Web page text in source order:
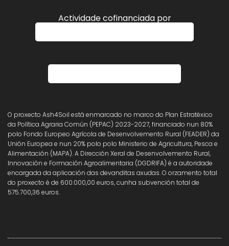
Actividade cofinanciada por
O proxecto Ash4Soil está enmarcado no marco do Plan Estratéxico
da Política Agraria Común (PEPAC) 2023-2027, financiado nun 80%
polo Fondo Europeo Agrícola de Desenvolvemento Rural (FEADER) da
Unión Europea e nun 20% polo polo Ministerio de Agricultura, Pesca e
Alimentación (MAPA). A Dirección Xeral de Desenvolvemento Rural,
Innovación e Formación Agroalimentaria (DGDRIFA) é a autoridade
encargada da aplicación das devanditas axudas. O orzamento total
do proxecto é de 600.000,00 euros, cunha subvención total de
575.700,36 euros.